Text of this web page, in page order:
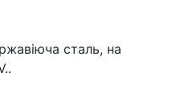
сталь, на